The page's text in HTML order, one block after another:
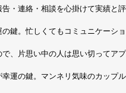
・連絡・相談を心掛けて実績と
鍵。忙しくてもコミュニケーシ
、片思い中の人は思い切ってア
運の鍵。マンネリ気味のカップ